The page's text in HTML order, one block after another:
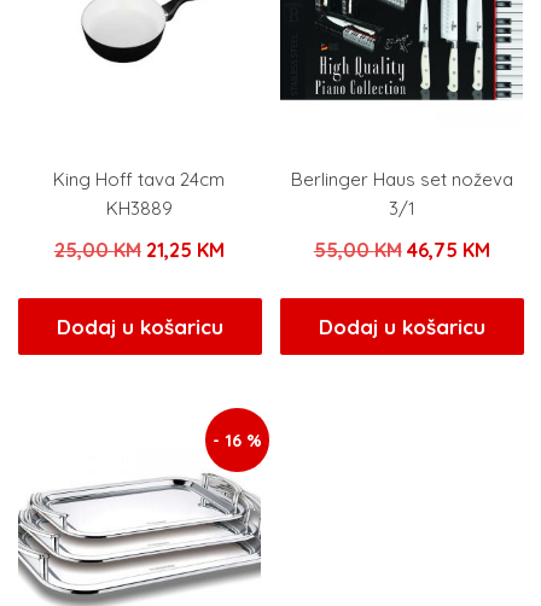
King Hoff tava 24cm
KH3889
25,00KM Izvorna
bila
je:
21,25 KMTrenutna
21,25 KM.
Dodaj u košaricu
Berlinger Haus set noževa
3/1
55,00KM Izvorna
bila
je:
46,75 KM
Dodaj u košaricu
- 16 %